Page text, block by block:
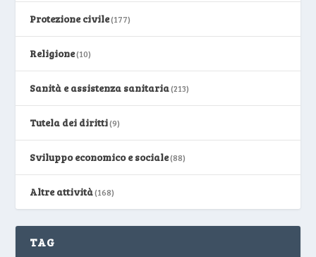
Protezione civile(177)
Religione(10)
Sanità e assistenza sanitaria(213)
Tutela dei diritti(9)
Sviluppo economico e sociale(88)
Altre attività(168)
TAG